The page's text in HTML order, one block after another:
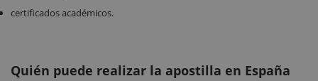
certificados académicos.
Quién puede realizar la apostilla en España